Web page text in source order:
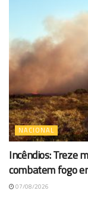
NACIONAL
Incêndios: Treze
combatem fogo
07/08/2026